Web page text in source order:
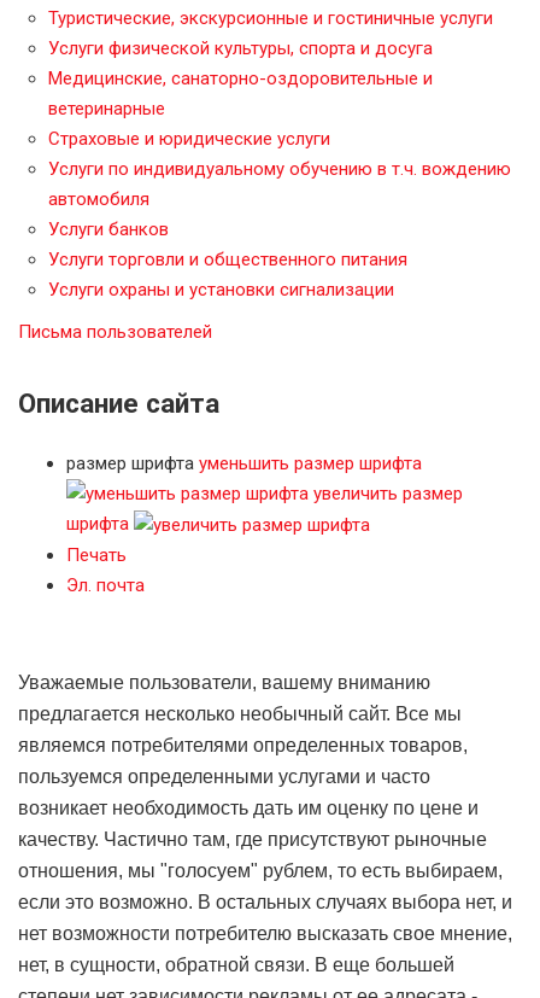
Туристические, экскурсионные и гостиничные услуги
Услуги физической культуры, спорта и досуга
Медицинские, санаторно-оздоровительные и
ветеринарные
Страховые и юридические услуги
Услуги по индивидуальному обучению в т.ч. вождению
автомобиля
Услуги банков
Услуги торговли и общественного питания
Услуги охраны и установки сигнализации
Письма пользователей
Описание сайта
размер шрифта уменьшить размер шрифта
увеличить размер
шрифта
Печать
Эл. почта
Уважаемые пользователи, вашему вниманию
предлагается несколько необычный сайт. Все мы
являемся потребителями определенных товаров,
пользуемся определенными услугами и часто
возникает необходимость дать им оценку по цене и
качеству. Частично там, где присутствуют рыночные
отношения, мы "голосуем" рублем, то есть выбираем,
если это возможно. В остальных случаях выбора нет, и
нет возможности потребителю высказать свое мнение,
нет, в сущности, обратной связи. В еще большей